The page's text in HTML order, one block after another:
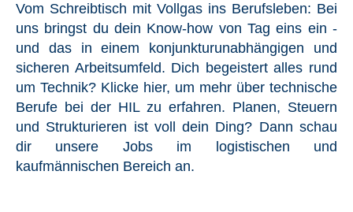
Vom Schreibtisch mit Vollgas ins Berufsleben: Bei
uns bringst du dein Know-how von Tag eins ein -
und das in einem konjunkturunabhängigen und
sicheren Arbeitsumfeld. Dich begeistert alles rund
um Technik? Klicke hier, um mehr über technische
Berufe bei der HIL zu erfahren. Planen, Steuern
und Strukturieren ist voll dein Ding? Dann schau
dir unsere Jobs im logistischen und
kaufmännischen Bereich an.